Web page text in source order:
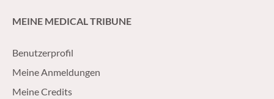
MEINE MEDICAL TRIBUNE
Benutzerprofil
Meine Anmeldungen
Meine Credits